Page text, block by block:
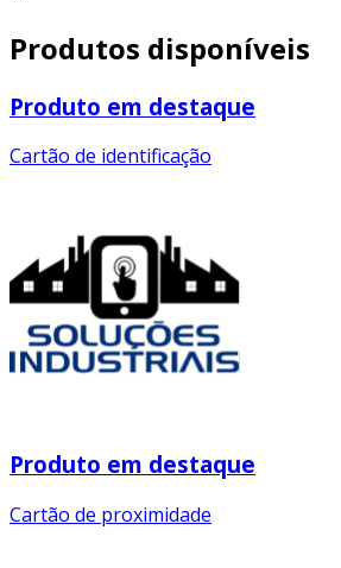
Produtos disponíveis
Produto em destaque
Cartão de identificação
Produto em destaque
Cartão de proximidade